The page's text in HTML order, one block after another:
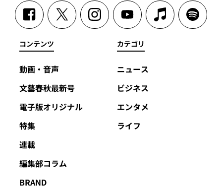
コンテンツ
動画・音声
文藝春秋最新号
電子版オリジナル
特集
連載
編集部コラム
BRAND
カテゴリ
ニュース
ビジネス
エンタメ
ライフ